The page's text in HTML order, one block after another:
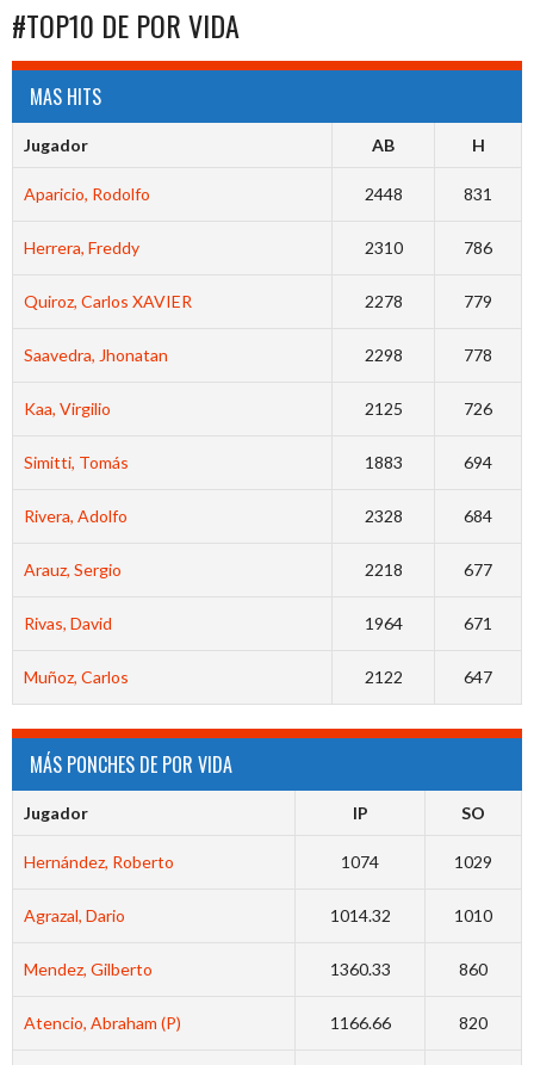
#TOP10 DE POR VIDA
MAS HITS
Jugador AB H
Aparicio, Rodolfo 2448 831
Herrera, Freddy 2310 786
Quiroz, Carlos XAVIER 2278 779
Saavedra, Jhonatan 2298 778
Kaa, Virgilio 2125 726
Simitti, Tomás 1883 694
Rivera, Adolfo 2328 684
Arauz, Sergio 2218 677
Rivas, David 1964 671
Muñoz, Carlos 2122 647
MÁS PONCHES DE POR VIDA
Jugador IP SO
Hernández, Roberto 1074 1029
Agrazal, Dario 1014.32 1010
Mendez, Gilberto 1360.33 860
Atencio, Abraham (P) 1166.66 820